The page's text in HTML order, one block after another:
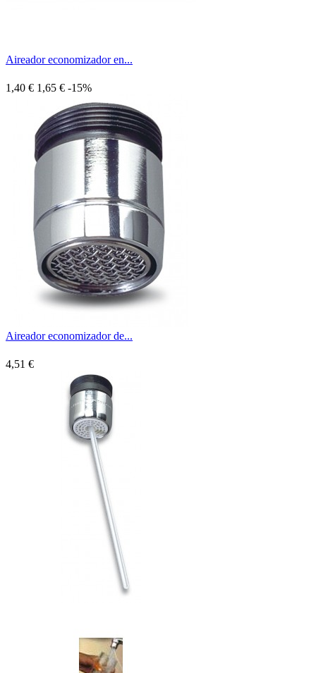
Aireador economizador en...
1,40 € 1,65 € -15%
Aireador economizador de...
4,51 €